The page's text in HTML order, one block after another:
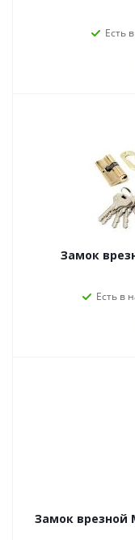
Есть
Замок
Есть в
Замок врезной